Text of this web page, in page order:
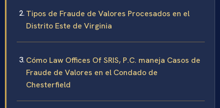
Tipos de Fraude de Valores Procesados en el
Distrito Este de Virginia
Cómo Law Offices Of SRIS, P.C. maneja Casos de
Fraude de Valores en el Condado de
Chesterfield